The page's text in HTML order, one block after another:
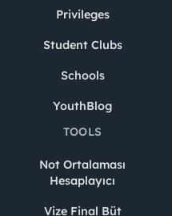
Privileges
Student Clubs
Schools
YouthBlog
TOOLS
Not Ortalaması
Hesaplayıcı
Vize Final Büt